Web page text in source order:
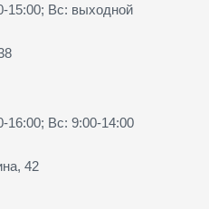
15:00; Вс: выходной
16:00; Вс: 9:00-14:00
42